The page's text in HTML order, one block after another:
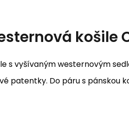
košile
s vyšívaným westernovým
patentky. Do páru s pánskou